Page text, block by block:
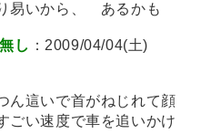
易いから、 あるかも
し ：2009/04/04(土)
ん這いで首がねじれて顔
ごい速度で車を追いかけ